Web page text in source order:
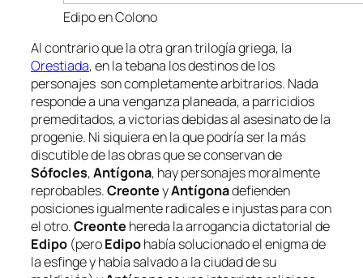
Edipo en Colono
Al contrario que la otra gran trilogía griega, la
Orestiada, en la tebana los destinos de los
personajes son completamente arbitrarios. Nada
responde a una venganza planeada, a parricidios
premeditados, a victorias debidas al asesinato de la
progenie. Ni siquiera en la que podría ser la más
discutible de las obras que se conservan de
Sófocles,Antígona, hay personajes moralmente
reprobables.CreonteyAntígonadefienden
posiciones igualmente radicales e injustas para con
el otro.Creonte hereda la arrogancia dictatorial de
Edipo (peroEdipohabía solucionado el enigma de
la esfinge y había salvado a la ciudad de su